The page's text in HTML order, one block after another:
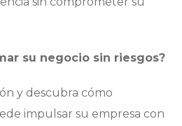
su negocio sin riesgos?
y descubra cómo
impulsar su empresa con